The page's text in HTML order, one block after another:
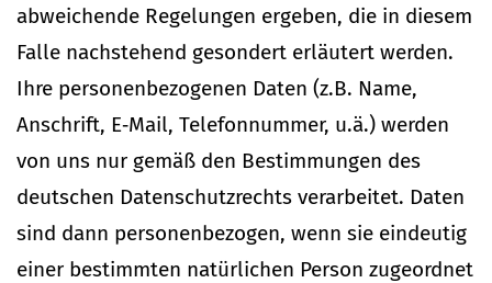
abwei­chende Rege­lungen ergeben, die in diesem
Falle nach­stehend gesondert erläutert werden.
Ihre per­so­nen­be­zo­genen Daten (z.B. Name,
Anschrift, E‑Mail, Tele­fon­nummer, u.ä.) werden
von uns nur gemäß den Bestim­mungen des
deut­schen Daten­schutz­rechts ver­ar­beitet. Daten
sind dann per­so­nen­be­zogen, wenn sie ein­deutig
einer bestimmten natür­lichen Person zuge­ordnet